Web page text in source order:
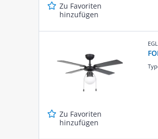
Zu Favoriten
hinzufügen
Zu Favoriten
hinzufügen